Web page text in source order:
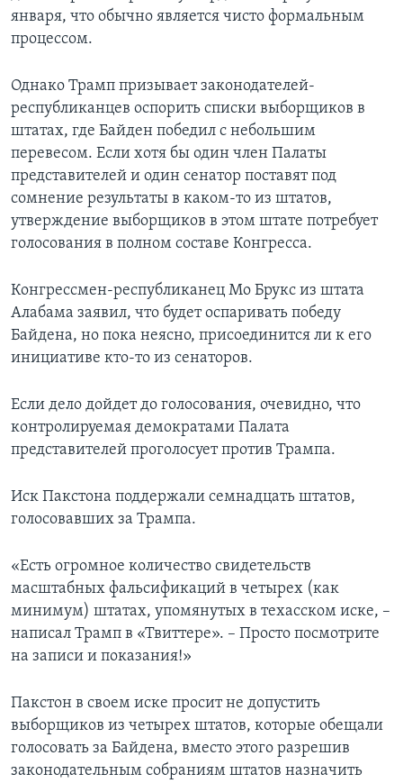
января, что обычно является чисто формальным
процессом.
Однако Трамп призывает законодателей-
республиканцев оспорить списки выборщиков в
штатах, где Байден победил с небольшим
перевесом. Если хотя бы один член Палаты
представителей и один сенатор поставят под
сомнение результаты в каком-то из штатов,
утверждение выборщиков в этом штате потребует
голосования в полном составе Конгресса.
Конгрессмен-республиканец Мо Брукс из штата
Алабама заявил, что будет оспаривать победу
Байдена, но пока неясно, присоединится ли к его
инициативе кто-то из сенаторов.
Если дело дойдет до голосования, очевидно, что
контролируемая демократами Палата
представителей проголосует против Трампа.
Иск Пакстона поддержали семнадцать штатов,
голосовавших за Трампа.
«Есть огромное количество свидетельств
масштабных фальсификаций в четырех (как
минимум) штатах, упомянутых в техасском иске, –
написал Трамп в «Твиттере». – Просто посмотрите
на записи и показания!»
Пакстон в своем иске просит не допустить
выборщиков из четырех штатов, которые обещали
голосовать за Байдена, вместо этого разрешив
законодательным собраниям штатов назначить